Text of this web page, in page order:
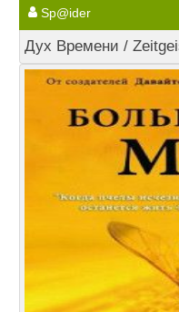
Sp@ider
Дух Времени /